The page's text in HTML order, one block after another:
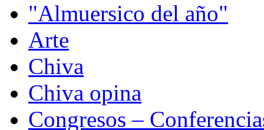
"Almuersico del año"
Arte
Chiva
Chiva opina
Congresos –